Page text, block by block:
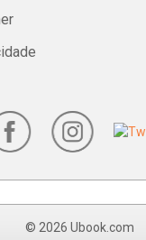
© 2026 Ubook.com